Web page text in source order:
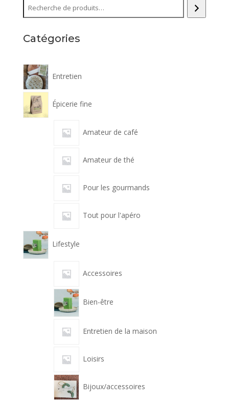
Catégories
Entretien
Épicerie fine
Amateur de café
Amateur de thé
Pour les gourmands
Tout pour l'apéro
Lifestyle
Accessoires
Bien-être
Entretien de la maison
Loisirs
Bijoux/accessoires